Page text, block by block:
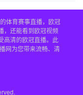
体育赛事直播，欧冠
，还能看到欧冠视频
高清的欧冠直播。此
网为您带来流畅、清